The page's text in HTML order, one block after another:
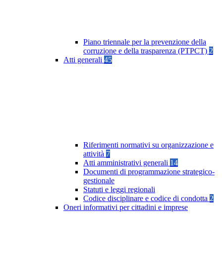
Piano triennale per la prevenzione della
corruzione e della trasparenza (PTPCT) 2
Atti generali 45
Riferimenti normativi su organizzazione e
attività 7
Atti amministrativi generali 14
Documenti di programmazione strategico-
gestionale
Statuti e leggi regionali
Codice disciplinare e codice di condotta 2
Oneri informativi per cittadini e imprese